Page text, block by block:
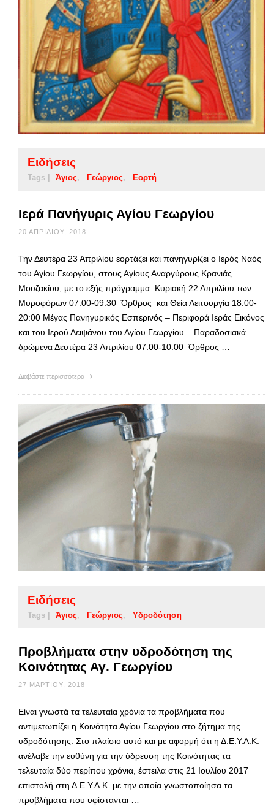
Ειδήσεις
Tags | Άγιος Γεώργιος Εορτή
Ιερά Πανήγυρις Αγίου Γεωργίου
20 ΑΠΡΙΛΊΟΥ, 2018
Την Δευτέρα 23 Απριλίου εορτάζει και πανηγυρίζει ο Ιερός Ναός
του Αγίου Γεωργίου, στους Αγίους Αναργύρους Κρανιάς
Μουζακίου, με το εξής πρόγραμμα: Κυριακή 22 Απριλίου των
Μυροφόρων 07:00-09:30 Όρθρος και Θεία Λειτουργία 18:00-
20:00 Μέγας Πανηγυρικός Εσπερινός – Περιφορά Ιεράς Εικόνος
και του Ιερού Λειψάνου του Αγίου Γεωργίου – Παραδοσιακά
δρώμενα Δευτέρα 23 Απριλίου 07:00-10:00 Όρθρος …
Διαβάστε περισσότερα
Ειδήσεις
Tags | Άγιος Γεώργιος Υδροδότηση
Προβλήματα στην υδροδότηση της
Κοινότητας Αγ. Γεωργίου
27 ΜΑΡΤΊΟΥ, 2018
Είναι γνωστά τα τελευταία χρόνια τα προβλήματα που
αντιμετωπίζει η Κοινότητα Αγίου Γεωργίου στο ζήτημα της
υδροδότησης. Στο πλαίσιο αυτό και με αφορμή ότι η Δ.Ε.Υ.Α.Κ.
ανέλαβε την ευθύνη για την ύδρευση της Κοινότητας τα
τελευταία δύο περίπου χρόνια, έστειλα στις 21 Ιουλίου 2017
επιστολή στη Δ.Ε.Υ.Α.Κ. με την οποία γνωστοποίησα τα
προβλήματα που υφίστανται …